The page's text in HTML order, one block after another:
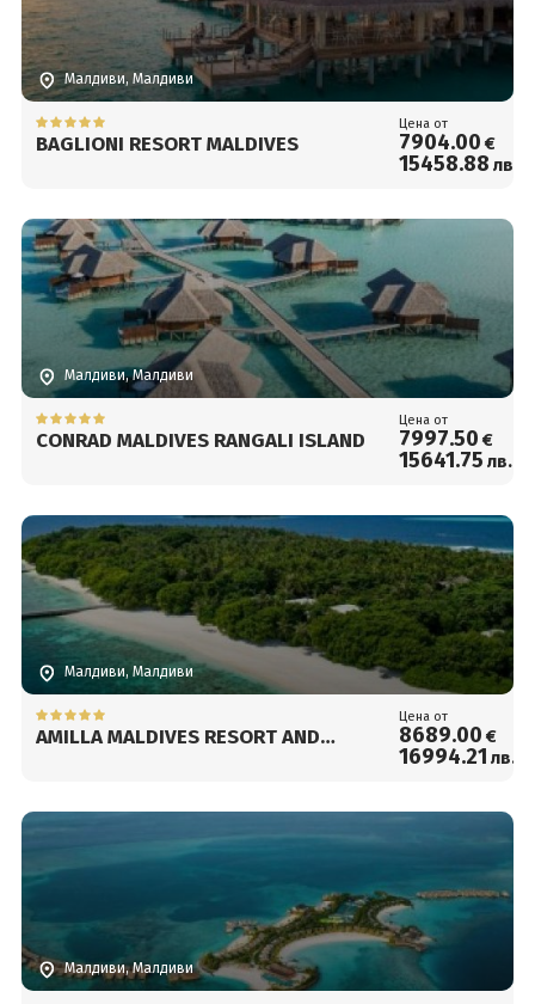
Малдиви, Малдиви
BAGLIONI RESORT MALDIVES
Цена от
7904.00 €
15458.88 лв.
Малдиви, Малдиви
CONRAD MALDIVES RANGALI ISLAND
Цена от
7997.50 €
15641.75 лв.
Малдиви, Малдиви
AMILLA MALDIVES RESORT AND
Цена от
8689.00 €
16994.21 лв.
Малдиви, Малдиви